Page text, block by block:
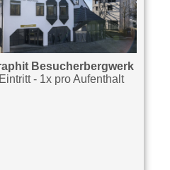
Besucherbergwerk
Eintritt - 1x pro Aufenthalt